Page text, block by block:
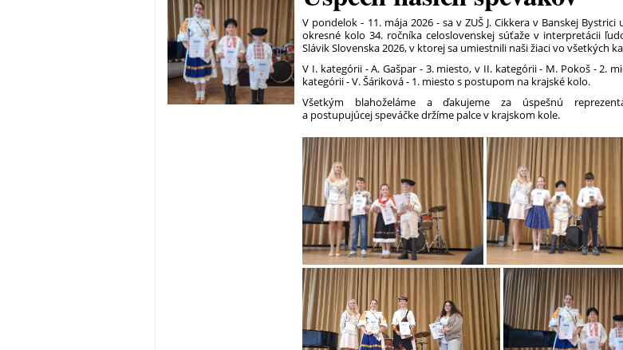
V pondelok - 11. mája 2026 - sa v ZUŠ J. Cikkera v Banskej Bystrici
okresné kolo 34. ročníka celoslovenskej súťaže v interpretácii
Slávik Slovenska 2026, v ktorej sa umiestnili naši žiaci vo všetkých
V I. kategórii - A. Gašpar - 3. miesto, v II. kategórii - M. Pokoš - 2.
kategórii - V. Šáriková - 1. miesto s postupom na krajské kolo.
Všetkým blahoželáme a ďakujeme za úspešnú
a postupujúcej speváčke držíme palce v krajskom kole.